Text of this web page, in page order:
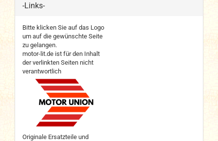
-Links-
Bitte klicken Sie auf das Logo
um auf die gewünschte Seite
zu gelangen.
motor-lit.de ist für den Inhalt
der verlinkten Seiten nicht
verantwortlich
Originale Ersatzteile und